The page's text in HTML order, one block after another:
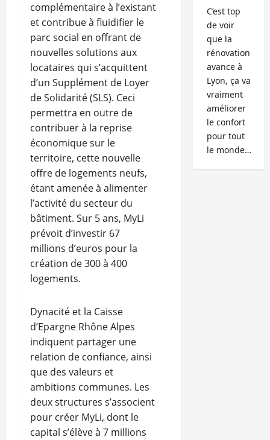
complémentaire à l’existant
et contribue à fluidifier le
parc social en offrant de
nouvelles solutions aux
locataires qui s’acquittent
d’un Supplément de Loyer
de Solidarité (SLS). Ceci
permettra en outre de
contribuer à la reprise
économique sur le
territoire, cette nouvelle
offre de logements neufs,
étant amenée à alimenter
l’activité du secteur du
bâtiment. Sur 5 ans, MyLi
prévoit d’investir 67
millions d’euros pour la
création de 300 à 400
logements.
Dynacité et la Caisse
d’Epargne Rhône Alpes
indiquent partager une
relation de confiance, ainsi
que des valeurs et
ambitions communes. Les
deux structures s’associent
pour créer MyLi, dont le
capital s’élève à 7 millions
C’est top
de voir
que la
rénovation
avance à
Lyon, ça va
vraiment
améliorer
le confort
pour tout
le monde…